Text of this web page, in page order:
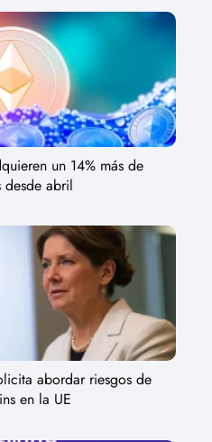
un 14% más de
desde abril
abordar riesgos de
en la UE